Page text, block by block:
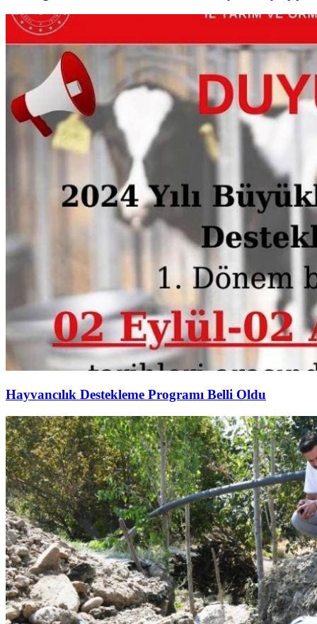
Hayvancılık Destekleme Programı Belli Oldu